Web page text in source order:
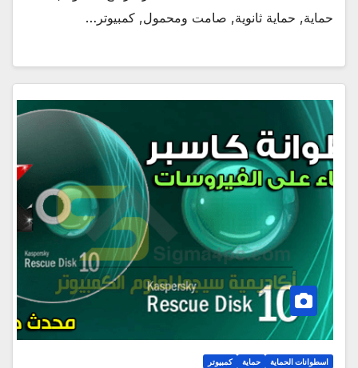
حماية, حماية ثانوية, صامت ومحمول, كمبيوتر…
اسطوانات الحماية حماية كمبيوتر